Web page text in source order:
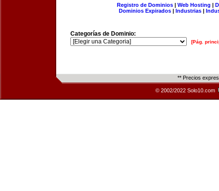
Registro de Dominios| Web Hosting |
Dominios Expirados | Industrias |
Categorías de Dominio:
[Pág.
** Precios
© 2002/2022 Solo10.com